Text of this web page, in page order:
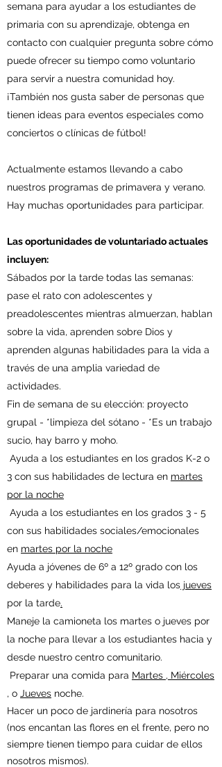
semana para ayudar a los estudiantes de
primaria con su aprendizaje, obtenga en
contacto con cualquier pregunta sobre cómo
puede ofrecer su tiempo como voluntario
para servir a nuestra comunidad hoy.
¡También nos gusta saber de personas que
tienen ideas para eventos especiales como
conciertos o clínicas de fútbol!
Actualmente estamos llevando a cabo
nuestros programas de primavera y verano.
Hay muchas oportunidades para participar.
Las oportunidades de voluntariado actuales
incluyen:
Sábados por la tarde todas las semanas:
pase el rato con adolescentes y
preadolescentes mientras almuerzan, hablan
sobre la vida, aprenden sobre Dios y
aprenden algunas habilidades para la vida a
través de una amplia variedad de
actividades.
Fin de semana de su elección: proyecto
grupal - *limpieza del sótano - *Es un trabajo
sucio, hay barro y moho.
Ayuda a los estudiantes en los grados K-2 o
3 con sus habilidades de lectura en martes
por la noche
Ayuda a los estudiantes en los grados 3 - 5
con sus habilidades sociales/emocionales
en martes por la noche
Ayuda a jóvenes de 6º a 12º grado con los
deberes y habilidades para la vida los jueves
por la tarde.
Maneje la camioneta los martes o jueves por
la noche para llevar a los estudiantes hacia y
desde nuestro centro comunitario.
Preparar una comida para Martes , Miércoles
, o Jueves noche.
Hacer un poco de jardinería para nosotros
(nos encantan las flores en el frente, pero no
siempre tienen tiempo para cuidar de ellos
nosotros mismos).